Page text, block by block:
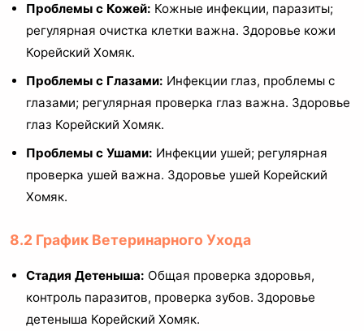
Проблемы с Кожей: Кожные инфекции, паразиты;
регулярная очистка клетки важна. Здоровье кожи
Корейский Хомяк.
Проблемы с Глазами: Инфекции глаз, проблемы с
глазами; регулярная проверка глаз важна. Здоровье
глаз Корейский Хомяк.
Проблемы с Ушами: Инфекции ушей; регулярная
проверка ушей важна. Здоровье ушей Корейский
Хомяк.
8.2 График Ветеринарного Ухода
Стадия Детеныша: Общая проверка здоровья,
контроль паразитов, проверка зубов. Здоровье
детеныша Корейский Хомяк.